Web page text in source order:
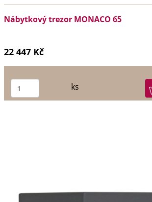
Nábytkový trezor MONACO 65
22 447 Kč
ks